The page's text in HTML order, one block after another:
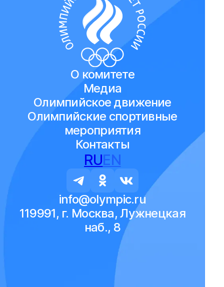
О комитете
Медиа
Олимпийское движение
Олимпийские спортивные
мероприятия
Контакты
RUEN
info@olympic.ru
119991, г. Москва, Лужнецкая
наб., 8